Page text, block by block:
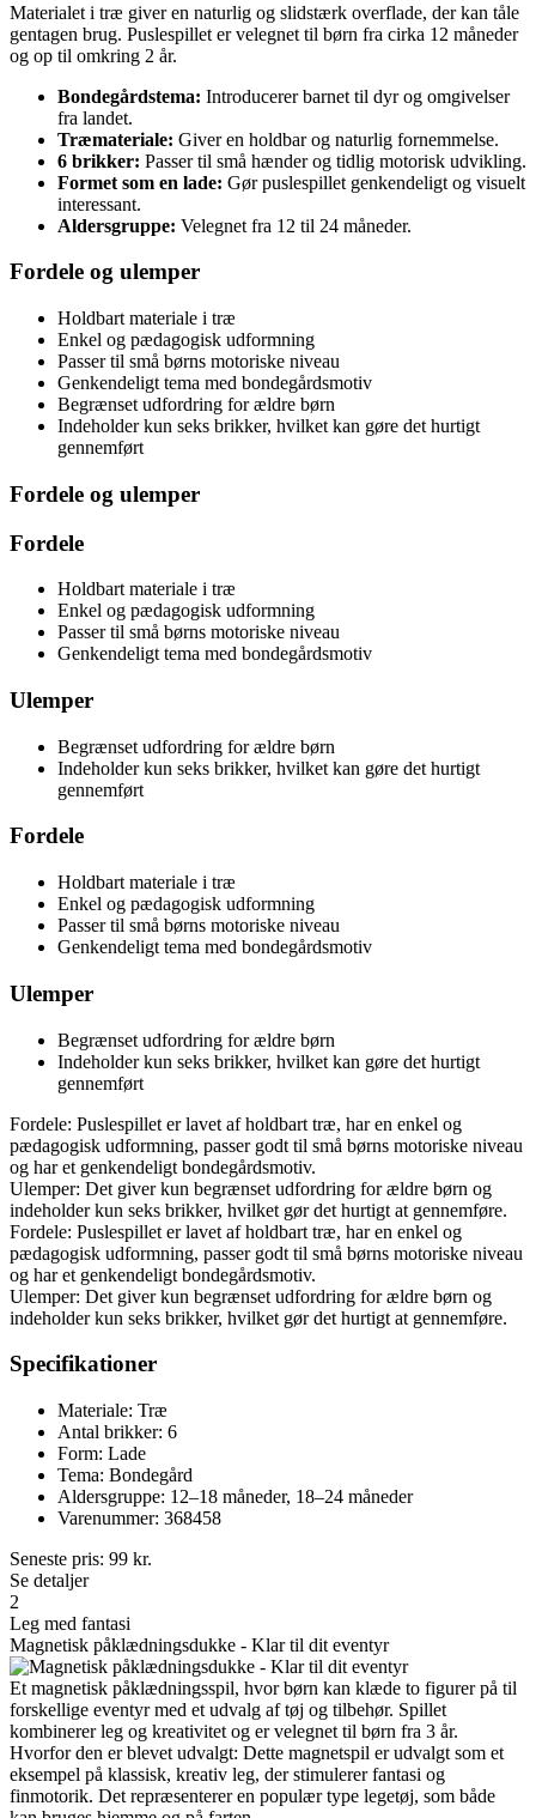
Materialet i træ giver en naturlig og slidstærk overflade, der kan tåle
gentagen brug. Puslespillet er velegnet til børn fra cirka 12 måneder
og op til omkring 2 år.
Bondegårdstema: Introducerer barnet til dyr og omgivelser
fra landet.
Træmateriale: Giver en holdbar og naturlig fornemmelse.
6 brikker: Passer til små hænder og tidlig motorisk udvikling.
Formet som en lade: Gør puslespillet genkendeligt og visuelt
interessant.
Aldersgruppe: Velegnet fra 12 til 24 måneder.
Fordele og ulemper
Holdbart materiale i træ
Enkel og pædagogisk udformning
Passer til små børns motoriske niveau
Genkendeligt tema med bondegårdsmotiv
Begrænset udfordring for ældre børn
Indeholder kun seks brikker, hvilket kan gøre det hurtigt
gennemført
Fordele og ulemper
Fordele
Holdbart materiale i træ
Enkel og pædagogisk udformning
Passer til små børns motoriske niveau
Genkendeligt tema med bondegårdsmotiv
Ulemper
Begrænset udfordring for ældre børn
Indeholder kun seks brikker, hvilket kan gøre det hurtigt
gennemført
Fordele
Holdbart materiale i træ
Enkel og pædagogisk udformning
Passer til små børns motoriske niveau
Genkendeligt tema med bondegårdsmotiv
Ulemper
Begrænset udfordring for ældre børn
Indeholder kun seks brikker, hvilket kan gøre det hurtigt
gennemført
Fordele: Puslespillet er lavet af holdbart træ, har en enkel og
pædagogisk udformning, passer godt til små børns motoriske niveau
og har et genkendeligt bondegårdsmotiv.
Ulemper: Det giver kun begrænset udfordring for ældre børn og
indeholder kun seks brikker, hvilket gør det hurtigt at gennemføre.
Fordele: Puslespillet er lavet af holdbart træ, har en enkel og
pædagogisk udformning, passer godt til små børns motoriske niveau
og har et genkendeligt bondegårdsmotiv.
Ulemper: Det giver kun begrænset udfordring for ældre børn og
indeholder kun seks brikker, hvilket gør det hurtigt at gennemføre.
Specifikationer
Materiale: Træ
Antal brikker: 6
Form: Lade
Tema: Bondegård
Aldersgruppe: 12–18 måneder, 18–24 måneder
Varenummer: 368458
Seneste pris: 99 kr.
Se detaljer
2
Leg med fantasi
Magnetisk påklædningsdukke - Klar til dit eventyr
Et magnetisk påklædningsspil, hvor børn kan klæde to figurer på til
forskellige eventyr med et udvalg af tøj og tilbehør. Spillet
kombinerer leg og kreativitet og er velegnet til børn fra 3 år.
Hvorfor den er blevet udvalgt: Dette magnetspil er udvalgt som et
eksempel på klassisk, kreativ leg, der stimulerer fantasi og
finmotorik. Det repræsenterer en populær type legetøj, som både